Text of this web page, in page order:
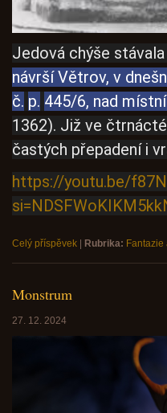
Jedová chýše
návrší Větrov, v
č. p. 445/6, nad
1362). Již ve
častých přepadení i
https://youtu.be/
Celý příspěvek Rubrika: Fantazie
Monstrum
27. 12. 2024